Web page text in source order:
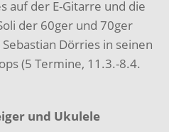
auf der E-Gitarre und die
der 60ger und 70ger
Dörries in seinen
(5 Termine, 11.3.-8.4.
und Ukulele